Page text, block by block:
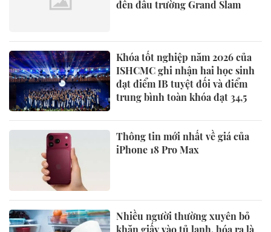
đến đấu trường Grand Slam
Khóa tốt nghiệp năm 2026 của
ISHCMC ghi nhận hai học sinh
đạt điểm IB tuyệt đối và điểm
trung bình toàn khóa đạt 34,5
Thông tin mới nhất về giá của
iPhone 18 Pro Max
Nhiều người thường xuyên bỏ
khăn giấy vào tủ lạnh, hóa ra là